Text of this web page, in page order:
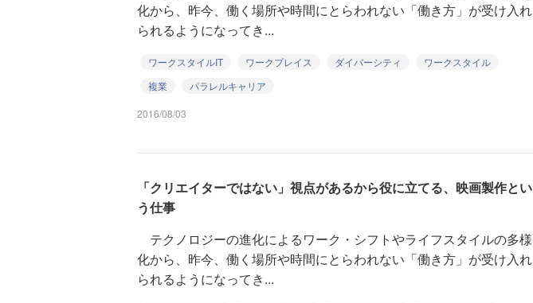
化から、昨今、働く場所や時間にとらわれない「働き方」が受け入れ
られるようになってき...
ワークスタイルIT ワークプレイス ダイバーシティ
ワークスタイル
複業
パラレルキャリア
2016/08/03
「クリエイターではない」視点があるから役に立てる、映画製作とい
う仕事
テクノロジーの進化によるワーク・シフトやライフスタイルの多様
化から、昨今、働く場所や時間にとらわれない「働き方」が受け入れ
られるようになってき...